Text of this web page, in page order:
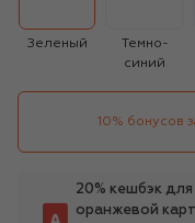
Зеленый
Темно-
синий
10% бонусов
20% кешбэк
оранжевой